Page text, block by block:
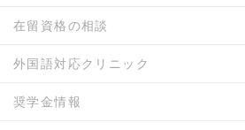
在留資格の相談
外国語対応クリニック
奨学金情報